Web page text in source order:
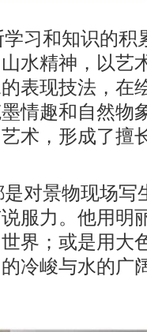
习和知识的积
水精神，以艺
表现技法，在
情趣和自然物
术，形成了擅
对景物现场写
服力。他用明
界；或是用大
冷峻与水的广